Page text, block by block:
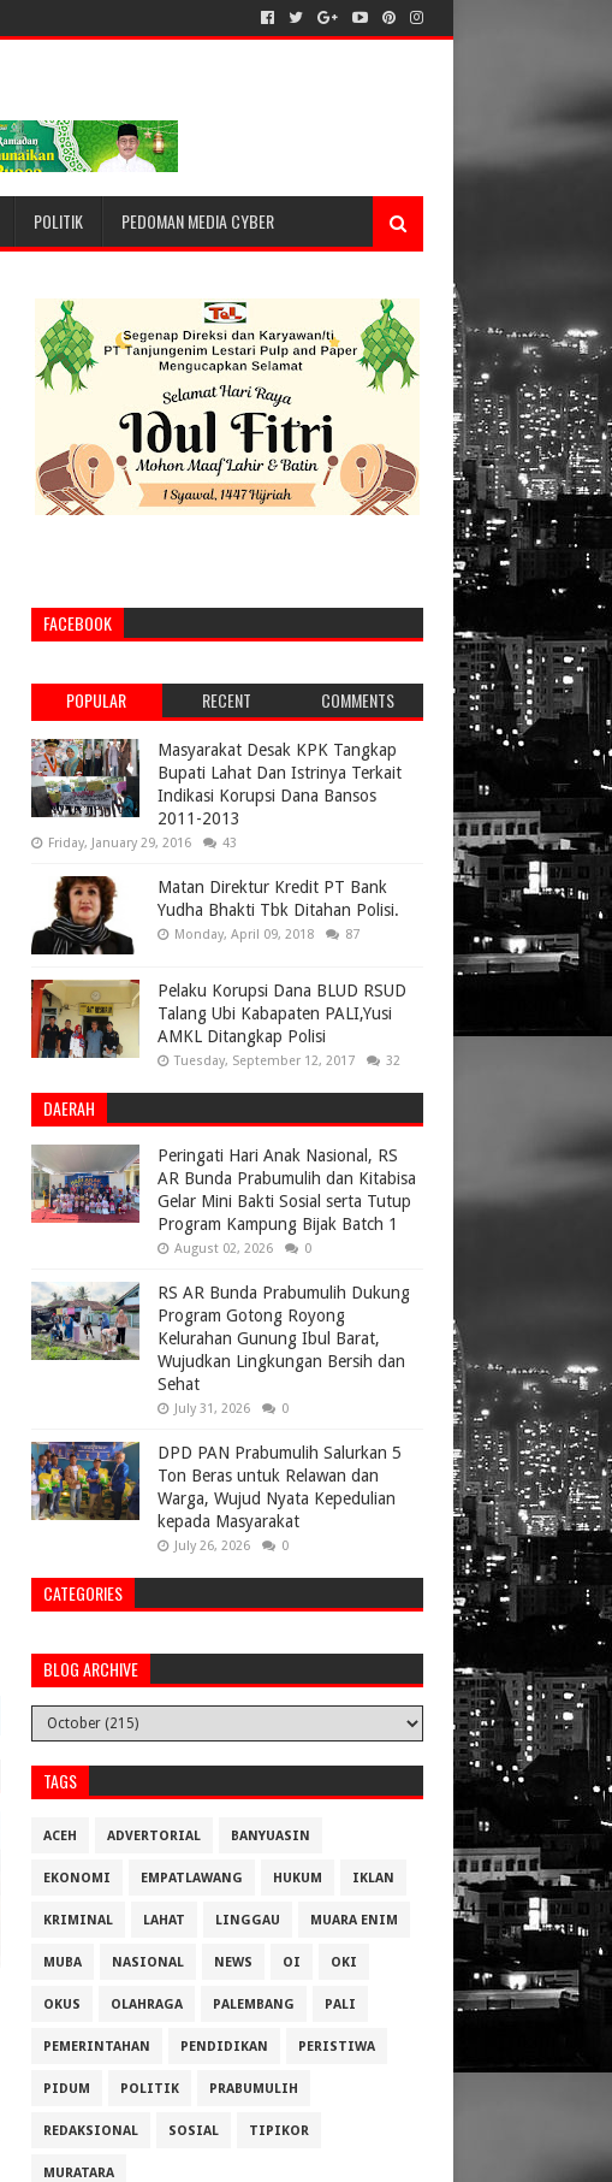
POLITIK PEDOMAN MEDIA CYBER
FACEBOOK
POPULAR RECENT COMMENTS
Masyarakat Desak KPK Tangkap
Bupati Lahat Dan Istrinya Terkait
Indikasi Korupsi Dana Bansos
2011-2013
Friday, January 29, 2016 43
Matan Direktur Kredit PT Bank
Yudha Bhakti Tbk Ditahan Polisi.
Monday, April 09, 2018 87
Pelaku Korupsi Dana BLUD RSUD
Talang Ubi Kabapaten PALI,Yusi
AMKL Ditangkap Polisi
Tuesday, September 12, 2017 32
DAERAH
Peringati Hari Anak Nasional, RS
AR Bunda Prabumulih dan Kitabisa
Gelar Mini Bakti Sosial serta Tutup
Program Kampung Bijak Batch 1
August 02, 2026 0
RS AR Bunda Prabumulih Dukung
Program Gotong Royong
Kelurahan Gunung Ibul Barat,
Wujudkan Lingkungan Bersih dan
Sehat
July 31, 2026 0
DPD PAN Prabumulih Salurkan 5
Ton Beras untuk Relawan dan
Warga, Wujud Nyata Kepedulian
kepada Masyarakat
July 26, 2026 0
CATEGORIES
BLOG ARCHIVE
TAGS
ACEH ADVERTORIAL BANYUASIN
EKONOMI EMPATLAWANG HUKUM IKLAN
KRIMINAL LAHAT LINGGAU MUARA ENIM
MUBA NASIONAL NEWS OI OKI
OKUS OLAHRAGA PALEMBANG PALI
PEMERINTAHAN PENDIDIKAN PERISTIWA
PIDUM POLITIK PRABUMULIH
REDAKSIONAL SOSIAL TIPIKOR
MURATARA